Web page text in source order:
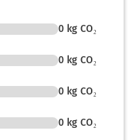
0 kg CO₂
0 kg CO₂
0 kg CO₂
0 kg CO₂